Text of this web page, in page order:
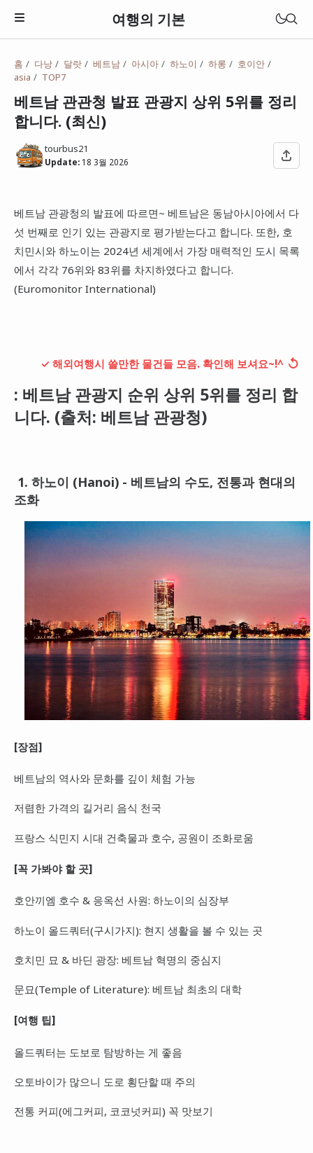
여행의 기본
일본
프랑스
스위스
홈 다낭 달랏 베트남 아시아 하노이 하롱
호이안
asia
TOP7
베트남 관관청 발표 관광지 상위 5위를 정리
합니다. (최신)
tourbus21
Update: 18 3월 2026
베트남 관광청의 발표에 따르면~ 베트남은 동남아시아에서 다
섯 번째로 인기 있는 관광지로 평가받는다고 합니다. 또한, 호
치민시와 하노이는 2024년 세계에서 가장 매력적인 도시 목록
에서 각각 76위와 83위를 차지하였다고 합니다.
(Euromonitor International)
✓ 해외여행시 쓸만한 물건들 모음. 확인해 보셔요~!^ ↺
: 베트남 관광지 순위 상위 5위를 정리 합
니다. (출처: 베트남 관광청)
1. 하노이 (Hanoi) - 베트남의 수도, 전통과 현대의
조화
[장점]
베트남의 역사와 문화를 깊이 체험 가능
저렴한 가격의 길거리 음식 천국
프랑스 식민지 시대 건축물과 호수, 공원이 조화로움
[꼭 가봐야 할 곳]
호안끼엠 호수 & 응옥선 사원: 하노이의 심장부
하노이 올드쿼터(구시가지): 현지 생활을 볼 수 있는 곳
호치민 묘 & 바딘 광장: 베트남 혁명의 중심지
문묘(Temple of Literature): 베트남 최초의 대학
[여행 팁]
올드쿼터는 도보로 탐방하는 게 좋음
오토바이가 많으니 도로 횡단할 때 주의
전통 커피(에그커피, 코코넛커피) 꼭 맛보기